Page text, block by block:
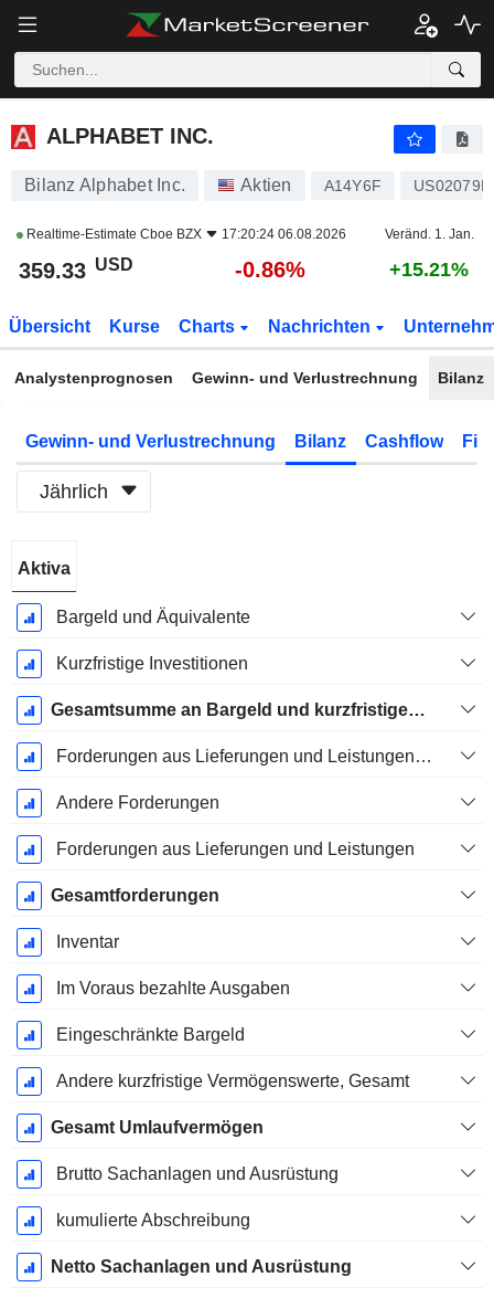
ALPHABET INC.
ALPHABET INC.
Bilanz Alphabet Inc. Aktien A14Y6F
Realtime-Estimate Cboe BZX 17:20:24 06.08.2026 Veränd. 1. Jan.
359.33 USD -0.86% +15.21%
Übersicht Kurse Charts Nachrichten
Analystenprognosen Gewinn- und Verlustrechnung Bilanz
Gewinn- und Verlustrechnung Bilanz Cashflow
Jährlich
Geschäftsjahres:
Dezember
Aktiva
Bargeld und Äquivalente
Kurzfristige Investitionen
Gesamtsumme an Bargeld und kurzfristigen Investitionen
Forderungen aus Lieferungen und Leistungen, Gesamt
Andere Forderungen
Forderungen aus Lieferungen und Leistungen
Gesamtforderungen
Inventar
Im Voraus bezahlte Ausgaben
Eingeschränkte Bargeld
Andere kurzfristige Vermögenswerte, Gesamt
Gesamt Umlaufvermögen
Brutto Sachanlagen und Ausrüstung
kumulierte Abschreibung
Netto Sachanlagen und Ausrüstung